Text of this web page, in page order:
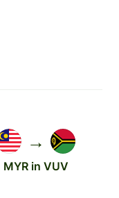
→
MYR in VUV